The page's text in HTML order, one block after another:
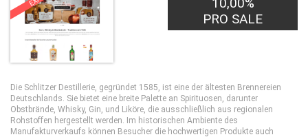
PRO SALE
Die Schlitzer Destillerie, gegründet 1585, ist eine der ältesten Brennereien
Deutschlands. Sie bietet eine breite Palette an Spirituosen, darunter
Obstbrände, Whisky, Gin, und Liköre, die ausschließlich aus regionalen
Rohstoffen hergestellt werden. Im historischen Ambiente des
Manufakturverkaufs können Besucher die hochwertigen Produkte auch